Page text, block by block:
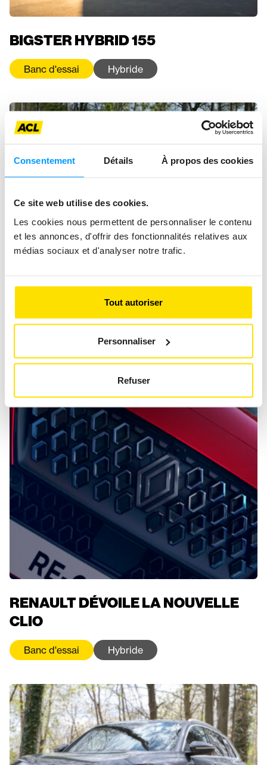
Consentement Détails À propos des cookies
Ce site web utilise des cookies.
Les cookies nous permettent de personnaliser le contenu
et les annonces, d'offrir des fonctionnalités relatives aux
médias sociaux et d'analyser notre trafic.
Tout autoriser
Personnaliser
Refuser
BIGSTER HYBRID 155
Banc d'essai Hybride
HYBRIDE À CIEL OUVERT
Banc d'essai Hybride
RENAULT DÉVOILE LA NOUVELLE
CLIO
Banc d'essai Hybride